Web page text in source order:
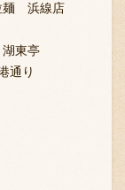
麺 浜線店
東亭
通り